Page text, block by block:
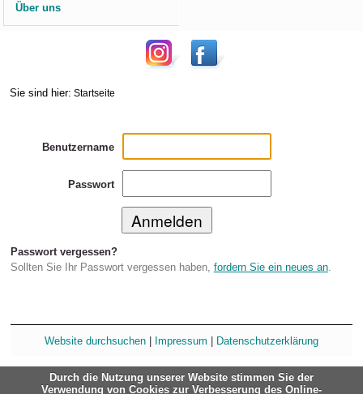
Über uns
Sie sind hier: Startseite
Benutzername
Passwort
Passwort vergessen?
Sollten Sie Ihr Passwort vergessen haben, fordern Sie ein neues an.
Website durchsuchen | Impressum | Datenschutzerklärung
Durch die Nutzung unserer Website stimmen Sie der
Verwendung von Cookies zur Verbesserung des Online-